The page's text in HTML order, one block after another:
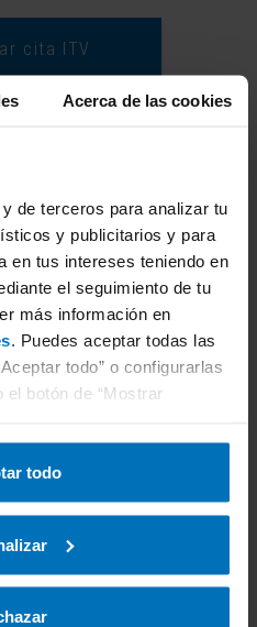
Acerca de las cookies
de terceros para analizar tu
y publicitarios y para
en tus intereses teniendo en
el seguimiento de tu
más información en
. Puedes aceptar todas las
todo” o configurarlas
botón de “Mostrar
todo
cita ITV
de España
Industrial. Es el
de España
más de 25 años de
de la Inspección,